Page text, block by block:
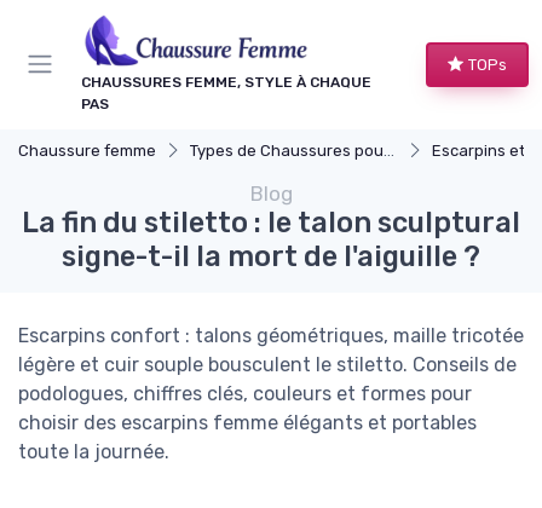
CHAUSSURES FEMME, STYLE À CHAQUE
PAS
TOPs
Chaussure femme Types de Chaussures pour Femmes Escarpins et
Blog
La fin du stiletto : le talon sculptural
signe-t-il la mort de l'aiguille ?
Escarpins confort : talons géométriques, maille tricotée
légère et cuir souple bousculent le stiletto. Conseils de
podologues, chiffres clés, couleurs et formes pour
choisir des escarpins femme élégants et portables
toute la journée.
Panneau de gestion des cookies